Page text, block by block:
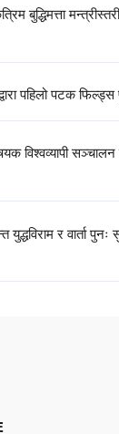
बुद्धिमत्ता
पहिलो पटक
विश्वव्यापी
र वार्ता